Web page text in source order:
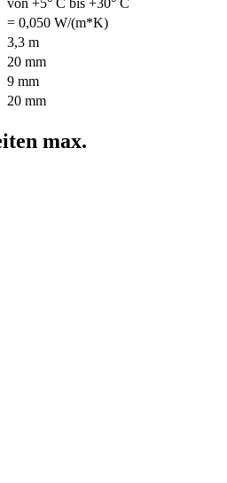
= 0,050 W/(m*K)
3,3 m
20 mm
9 mm
20 mm
max.